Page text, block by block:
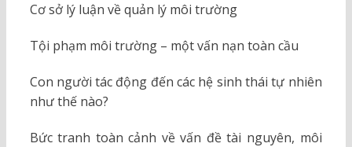
Cơ sở lý luận về quản lý môi trường
Tội phạm môi trường – một vấn nạn toàn cầu
Con người tác động đến các hệ sinh thái tự nhiên
như thế nào?
Bức tranh toàn cảnh về vấn đề tài nguyên, môi